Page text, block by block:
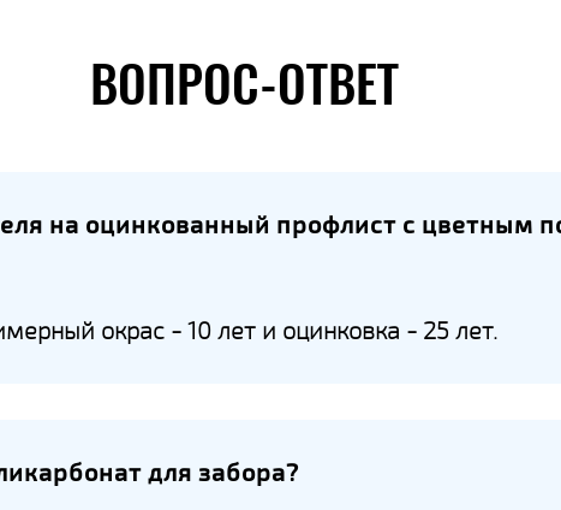
ВОПРОС-ОТВЕТ
на оцинкованный профлист с цветным
окрас - 10 лет и оцинковка - 25 лет.
для забора?